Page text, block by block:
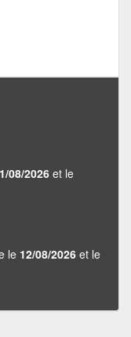
08/2026 et le
le 12/08/2026 et le